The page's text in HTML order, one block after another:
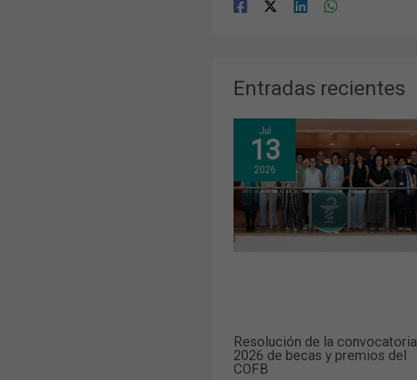
Entradas recientes
Jul
13
2026
Resolución de la convocatoria
2026 de becas y premios del
COFB